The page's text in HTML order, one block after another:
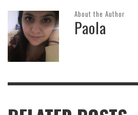
About the Author
Paola